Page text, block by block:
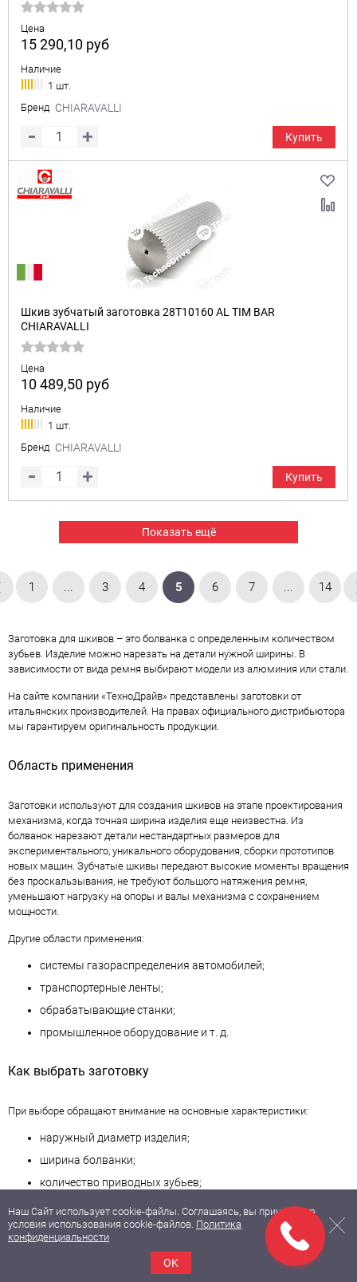
Цена
15 290,10 руб
Наличие
1 шт.
Бренд CHIARAVALLI
Купить
Шкив зубчатый заготовка 28T10160 AL TIM BAR
CHIARAVALLI
Цена
10 489,50 руб
Наличие
1 шт.
Бренд CHIARAVALLI
Купить
Показать ещё
1 ... 3 4 5 6 7 ... 14
Заготовка для шкивов – это болванка с определенным количеством
зубьев. Изделие можно нарезать на детали нужной ширины. В
зависимости от вида ремня выбирают модели из алюминия или стали.
На сайте компании «ТехноДрайв» представлены заготовки от
итальянских производителей. На правах официального дистрибьютора
мы гарантируем оригинальность продукции.
Область применения
Заготовки используют для создания шкивов на этапе проектирования
механизма, когда точная ширина изделия еще неизвестна. Из
болванок нарезают детали нестандартных размеров для
экспериментального, уникального оборудования, сборки прототипов
новых машин. Зубчатые шкивы передают высокие моменты вращения
без проскальзывания, не требуют большого натяжения ремня,
уменьшают нагрузку на опоры и валы механизма с сохранением
мощности.
Другие области применения:
системы газораспределения автомобилей;
транспортерные ленты;
обрабатывающие станки;
промышленное оборудование и т. д.
Как выбрать заготовку
При выборе обращают внимание на основные характеристики:
наружный диаметр изделия;
ширина болванки;
количество приводных зубьев;
материал.
В механизмах, подвергающихся большим динамическим нагрузкам,
перепадам температур, используют стальные шкивы. Модели из
алюминия выбирают для малонагруженных передач и машин, для
которых важен вес и габариты деталей.
Наш Сайт использует cookie-файлы. Соглашаясь, вы принимаете
условия использования cookie-файлов. Политика
конфиденциальности
OK